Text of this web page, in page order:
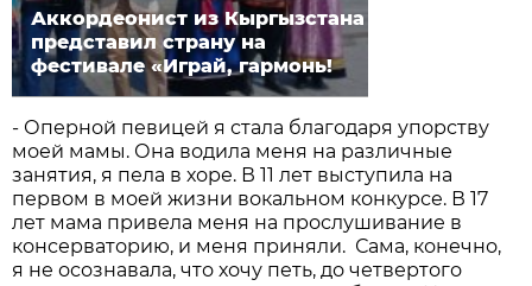
Аккордеонист из Кыргызстана
представил страну на
фестивале «Играй, гармонь!
- Оперной певицей я стала благодаря упорству
моей мамы. Она водила меня на различные
занятия, я пела в хоре. В 11 лет выступила на
первом в моей жизни вокальном конкурсе. В 17
лет мама привела меня на прослушивание в
консерваторию, и меня приняли. Сама, конечно,
я не осознавала, что хочу петь, до четвертого